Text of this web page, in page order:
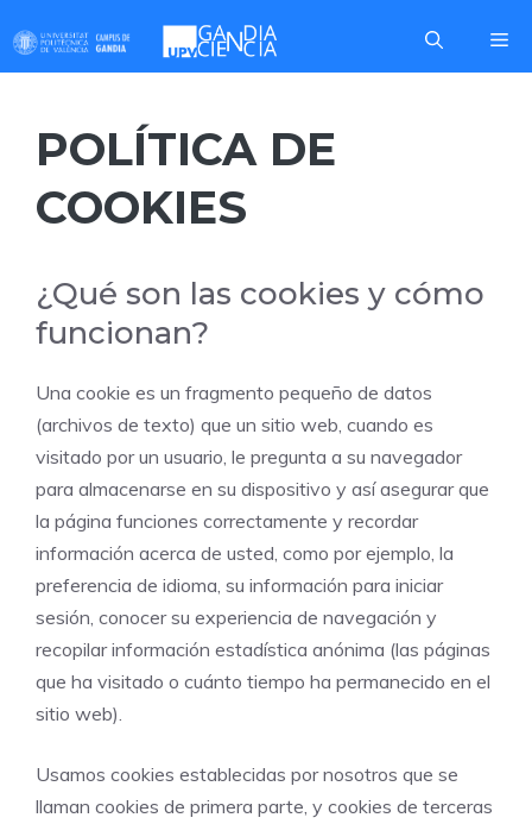
contenido
POLÍTICA DE
COOKIES
¿Qué son las cookies y cómo
funcionan?
Una cookie es un fragmento pequeño de datos
(archivos de texto) que un sitio web, cuando es
visitado por un usuario, le pregunta a su navegador
para almacenarse en su dispositivo y así asegurar que
la página funciones correctamente y recordar
información acerca de usted, como por ejemplo, la
preferencia de idioma, su información para iniciar
sesión, conocer su experiencia de navegación y
recopilar información estadística anónima (las páginas
que ha visitado o cuánto tiempo ha permanecido en el
sitio web).
Usamos cookies establecidas por nosotros que se
llaman cookies de primera parte, y cookies de terceras